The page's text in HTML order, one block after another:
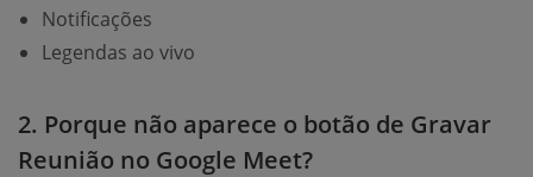
Notificações
Legendas ao vivo
2. Porque não aparece o botão de Gravar
Reunião no Google Meet?